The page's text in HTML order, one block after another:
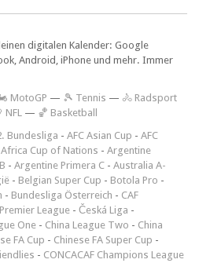
digitalen Kalender: Google
Android, iPhone und mehr. Immer
MotoGP — 🎾 Tennis — 🚴 Radsport
NFL — 🏀 Basketball
Bundesliga - AFC Asian Cup - AFC
Africa Cup of Nations - Argentine
- Argentine Primera C - Australia A-
- Belgian Super Cup - Botola Pro -
- Bundesliga Österreich - CAF
League - Česká Liga -
One - China League Two - China
FA Cup - Chinese FA Super Cup -
- CONCACAF Champions League